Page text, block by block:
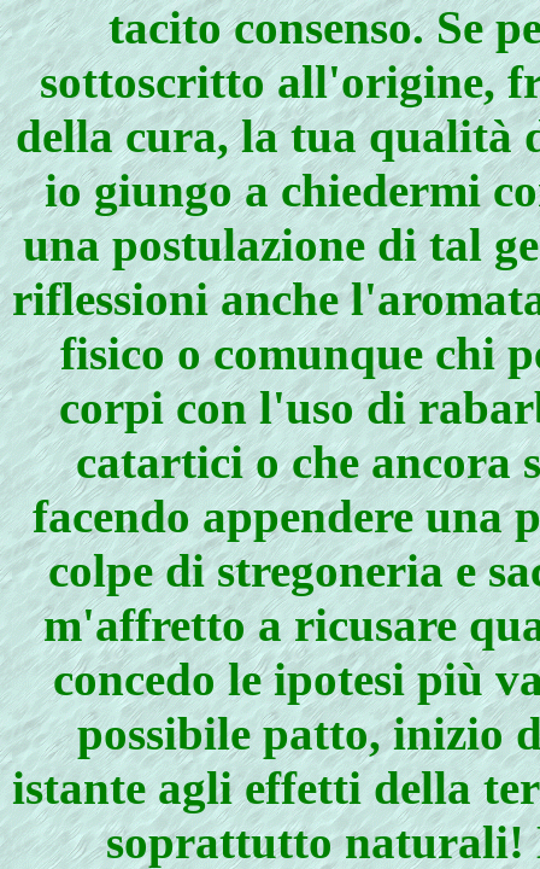
tacito consenso. Se
sottoscritto all'origine,
della cura, la tua qualità
io giungo a chiedermi
una postulazione di tal
riflessioni anche
fisico o comunque chi
corpi con l'uso di
catartici o che ancora
facendo appendere una
colpe di stregoneria e
m'affretto a ricusare
concedo le ipotesi più
possibile patto, inizio
istante agli effetti della
soprattutto naturali!